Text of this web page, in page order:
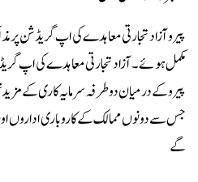
مکمل ہوئے۔ آزاد تجارتی معاہدے کی اپ
پیرو کے درمیان دو طرفہ سرمایہ کاری کے
جس سے دونوں ممالک کے کاروباری اداروں
گے